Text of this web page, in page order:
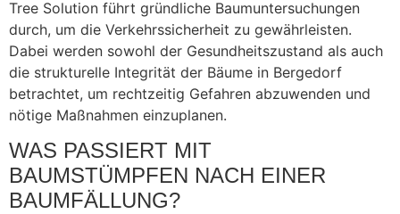
Tree Solution führt gründliche Baumuntersuchungen
durch, um die Verkehrssicherheit zu gewährleisten.
Dabei werden sowohl der Gesundheitszustand als auch
die strukturelle Integrität der Bäume in Bergedorf
betrachtet, um rechtzeitig Gefahren abzuwenden und
nötige Maßnahmen einzuplanen.
WAS PASSIERT MIT
BAUMSTÜMPFEN NACH EINER
BAUMFÄLLUNG?